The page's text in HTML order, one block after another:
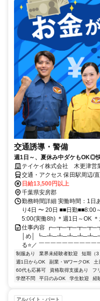
交通誘導・警備
週1日～、夏休み中ダケもOK◎
テイケイ株式会社 木更津営
交通・アクセス 保田駅周辺/
日給13,500円以上
千葉県安房郡
勤務時間詳細 実働時間：1日
り4日 〜 20日 ■■日勤■■8:00
5:00(実働8h) ＊週1日～OK ＊
仕事内容
│め│
る⭐／ ￣￣￣￣￣￣￣￣￣
制服あり 業界未経験者歓迎 短期（3
週1日からOK
副業・WワークOK 土
60代も応募可
資格取得支援あり フ
学歴不問
平日のみOK 学生歓迎 経
アルバイト・パート